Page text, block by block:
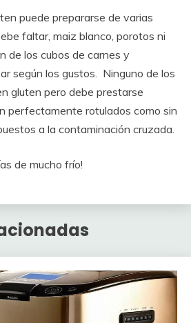
puede prepararse de varias
faltar, maiz blanco, porotos ni
de los cubos de carnes y
según los gustos. Ninguno de los
gluten pero debe prestarse
perfectamente rotulados como sin
a la contaminación cruzada.
de mucho frío!